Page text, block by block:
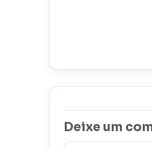
Deixe um